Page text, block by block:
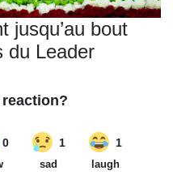
jusqu’au bout
du Leader